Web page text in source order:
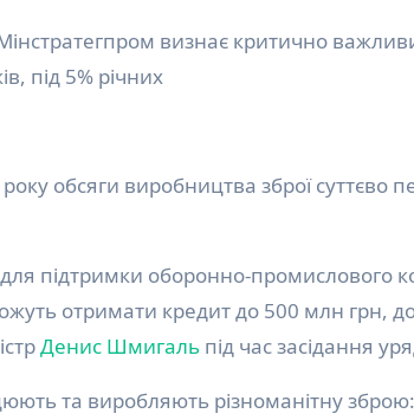
під 5% річних
обсяги виробництва зброї суттєво
отримати кредит до 500 млн грн, до
Денис Шмигаль під час засідання
та виробляють різноманітну